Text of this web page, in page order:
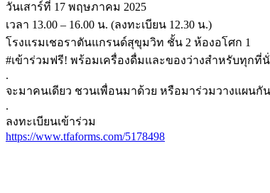
วันเสาร์ที่ 17 พฤษภาคม 2025
เวลา 13.00 – 16.00 น. (ลงทะเบียน 12.30 น.)
โรงแรมเชอราตันแกรนด์สุขุมวิท ชั้น 2 ห้องอโศก 1
#เข้าร่วมฟรี! พร้อมเครื่องดื่มและของว่างสำหรับทุกที่
.
จะมาคนเดียว ชวนเพื่อนมาด้วย หรือมาร่วมวางแผนกั
.
ลงทะเบียนเข้าร่วม
https://www.tfaforms.com/5178498